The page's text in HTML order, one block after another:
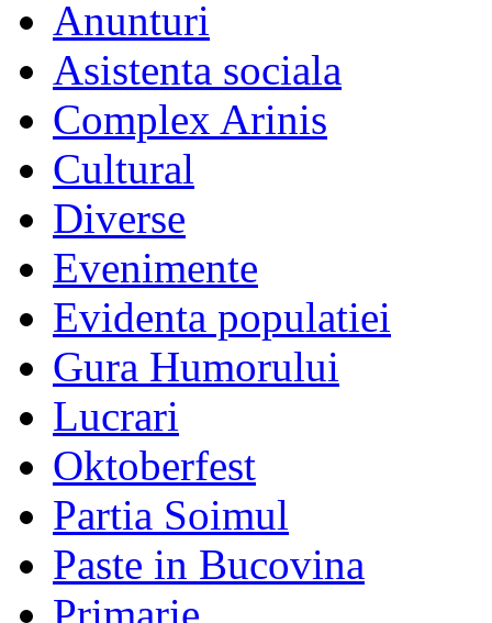
Anunturi
Asistenta sociala
Complex Arinis
Cultural
Diverse
Evenimente
Evidenta populatiei
Gura Humorului
Lucrari
Oktoberfest
Partia Soimul
Paste in Bucovina
Primarie